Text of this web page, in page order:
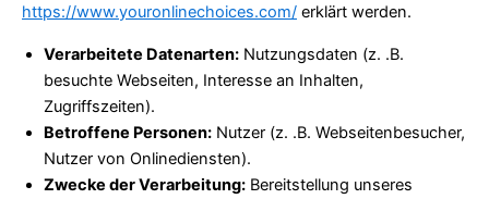
https://www.youronlinechoices.com/ erklärt werden.
Verarbeitete Datenarten: Nutzungsdaten (z. .B.
besuchte Webseiten, Interesse an Inhalten,
Zugriffszeiten).
Betroffene Personen: Nutzer (z. .B. Webseitenbesucher,
Nutzer von Onlinediensten).
Zwecke der Verarbeitung: Bereitstellung unseres